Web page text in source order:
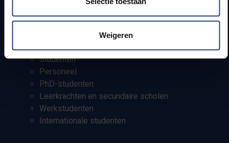
Weigeren
Info voor
Studenten
Personeel
PhD-studenten
Leerkrachten en secundaire scholen
Werkstudenten
Internationale studenten